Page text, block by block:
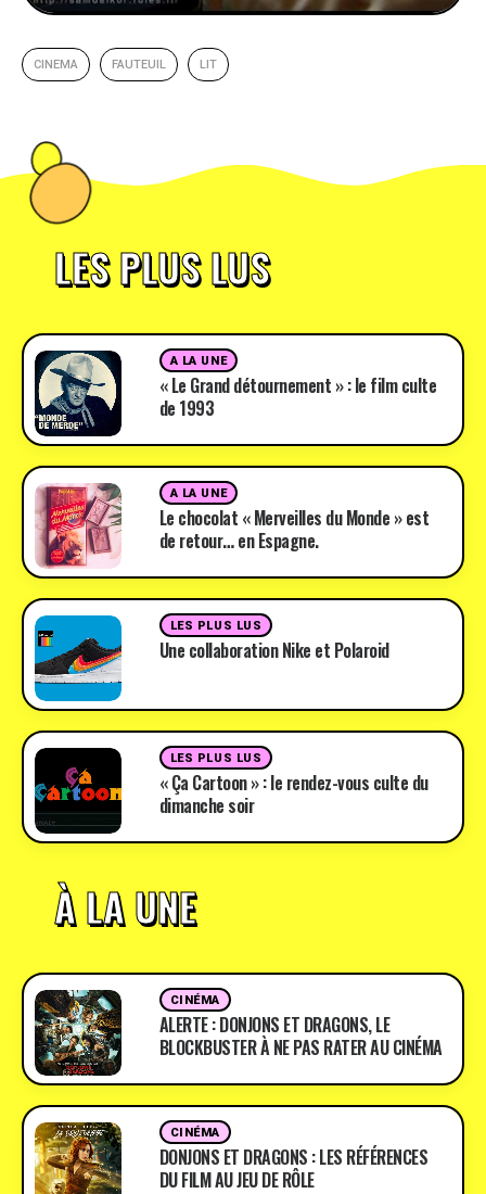
CINEMA FAUTEUIL LIT
LES PLUS LUS
A LA UNE
« Le Grand détournement » : le film culte
de 1993
A LA UNE
Le chocolat « Merveilles du Monde » est
de retour… en Espagne.
LES PLUS LUS
Une collaboration Nike et Polaroid
LES PLUS LUS
« Ça Cartoon » : le rendez-vous culte du
dimanche soir
À LA UNE
CINÉMA
ALERTE : DONJONS ET DRAGONS, LE
BLOCKBUSTER À NE PAS RATER AU CINÉMA
CINÉMA
DONJONS ET DRAGONS : LES RÉFÉRENCES
DU FILM AU JEU DE RÔLE